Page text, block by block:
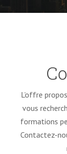
L’offre
vous
formations
Contactez-